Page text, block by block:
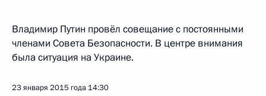
Владимир Путин провёл совещание с постоянными
членами Совета Безопасности. В центре внимания
была ситуация на Украине.
23 января 2015 года 14:30